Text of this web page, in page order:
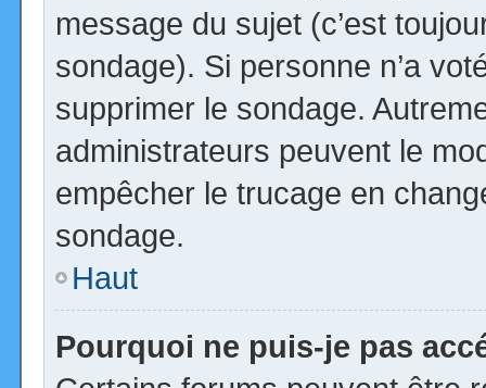
message du sujet (c’est
sondage). Si personne n’a
supprimer le sondage.
administrateurs peuvent le
empêcher le trucage en
sondage.
Haut
Pourquoi ne puis-je pas